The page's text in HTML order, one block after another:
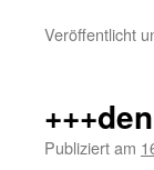
Veröffentlicht
Publiziert am